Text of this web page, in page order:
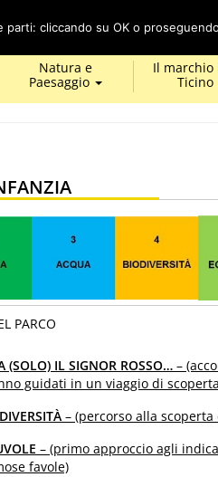
Natura e
Paesaggio
Il marchio
Ticino
PARCO
(SOLO) IL SIGNOR ROSSO… –
guidati in un viaggio di
– (percorso alla
– (primo approccio agli
favole)
cliccando su OK o